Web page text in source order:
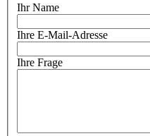
Ihr Name
Ihre E-Mail-Adresse
Ihre Frage